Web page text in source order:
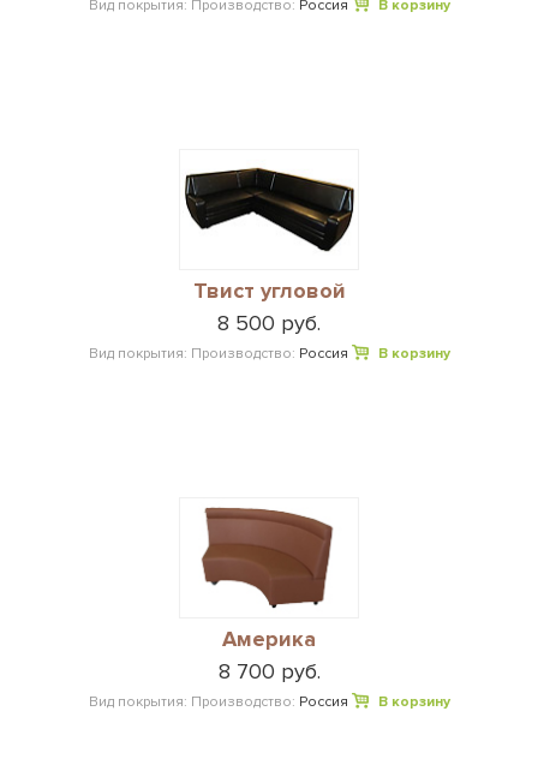
Вид покрытия: Производство: Россия В корзину
Твист угловой
8 500 руб.
Вид покрытия: Производство: Россия В корзину
Америка
8 700 руб.
Вид покрытия: Производство: Россия В корзину